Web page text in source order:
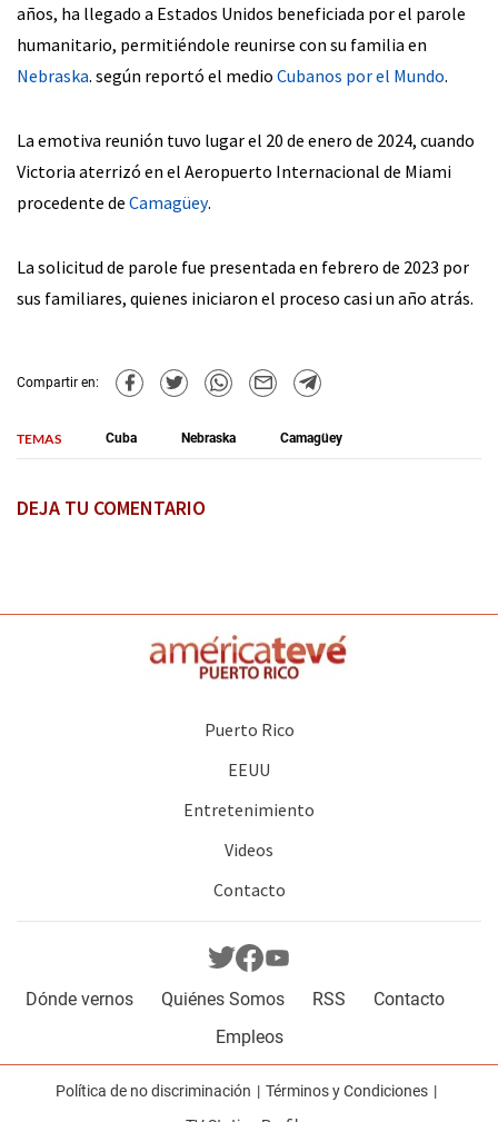
años, ha llegado a Estados Unidos beneficiada por el parole
humanitario, permitiéndole reunirse con su familia en
Nebraska. según reportó el medio Cubanos por el Mundo.
La emotiva reunión tuvo lugar el 20 de enero de 2024, cuando
Victoria aterrizó en el Aeropuerto Internacional de Miami
procedente de Camagüey.
La solicitud de parole fue presentada en febrero de 2023 por
sus familiares, quienes iniciaron el proceso casi un año atrás.
Compartir en:
TEMAS Cuba Nebraska Camagüey
DEJA TU COMENTARIO
Puerto Rico
EEUU
Entretenimiento
Videos
Contacto
Dónde vernos Quiénes Somos RSS
Contacto
Empleos
Política de no discriminación
Términos y Condiciones